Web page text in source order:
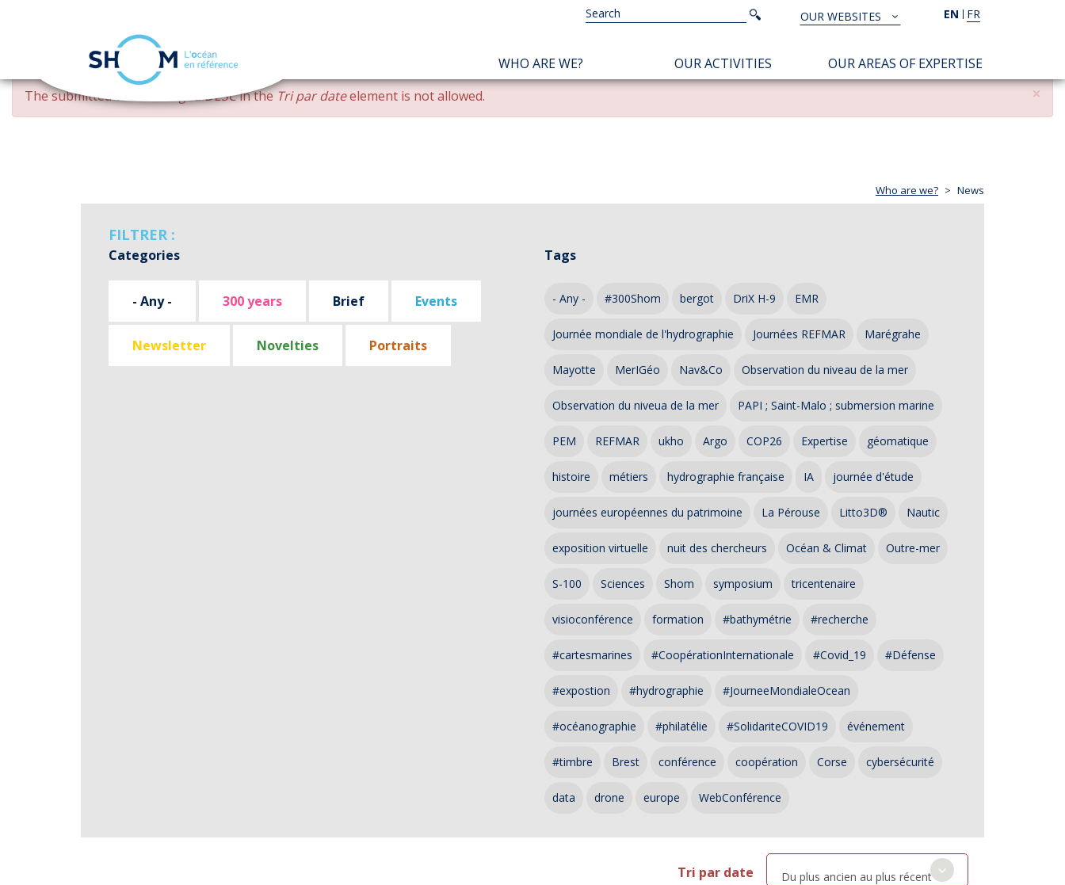
Skip
main
EN FR
TOUS
NOS
SITES
OUR WEBSITES
Search
Search
NAVIGATION
PRINCIPALE
WHO ARE WE? OUR ACTIVITIES OUR AREAS OF EXPERTISE
×
ERROR
MESSAGE
The submitted value changed DESCin theTri par dateelement is not allowed.
Who are we? News
FILTRER :
Categories
- Any - 300 years Brief Events
Newsletter Novelties Portraits
Tags
- Any - #300Shom bergot DriX H-9 EMR
Journée mondiale de l'hydrographie Journées REFMAR Marégrahe
Mayotte MerIGéo Nav&Co Observation du niveau de la mer
Observation du niveua de la mer PAPI ; Saint-Malo ; submersion marine
PEM REFMAR ukho Argo COP26 Expertise géomatique
histoire métiers hydrographie française IA journée d'étude
journées européennes du patrimoine La Pérouse Litto3D® Nautic
exposition virtuelle nuit des chercheurs Océan & Climat Outre-mer
S-100 Sciences Shom symposium tricentenaire
visioconférence formation #bathymétrie #recherche
#cartesmarines #CoopérationInternationale #Covid_19 #Défense
#expostion #hydrographie #JourneeMondialeOcean
#océanographie #philatélie #SolidariteCOVID19 événement
#timbre Brest conférence coopération Corse cybersécurité
data drone europe WebConférence
Tri par date Du plus ancien au plus récent